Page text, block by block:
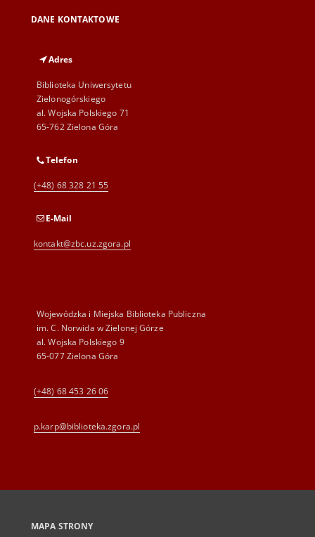
DANE KONTAKTOWE
Adres
Biblioteka Uniwersytetu
Zielonogórskiego
al. Wojska Polskiego 71
65-762 Zielona Góra
Telefon
(+48) 68 328 21 55
E-Mail
kontakt@zbc.uz.zgora.pl
Wojewódzka i Miejska Biblioteka Publiczna
im. C. Norwida w Zielonej Górze
al. Wojska Polskiego 9
65-077 Zielona Góra
(+48) 68 453 26 06
p.karp@biblioteka.zgora.pl
MAPA STRONY